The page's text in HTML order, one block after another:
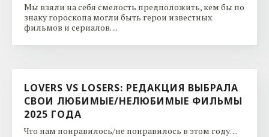
Мы взяли на себя смелость предположить, кем бы по
знаку гороскопа могли быть герои известных
фильмов и сериалов. ...
LOVERS VS LOSERS: РЕДАКЦИЯ ВЫБРАЛА
СВОИ ЛЮБИМЫЕ/НЕЛЮБИМЫЕ ФИЛЬМЫ
2025 ГОДА
Что нам понравилось/не понравилось в этом году. ...